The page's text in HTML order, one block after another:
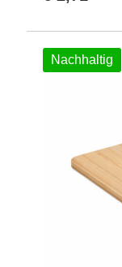
Nachhaltig